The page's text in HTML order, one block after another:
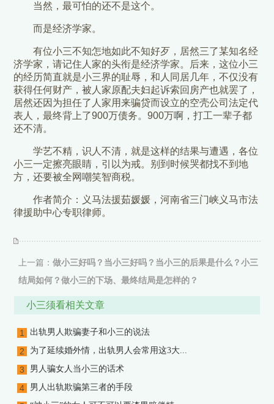
当然，最可怕的还不是这个。
而是经济学家。
有位小三不知怎地如此不知好歹，居然三了某知名经
济学家，请记住人家的头衔是经济学家。后来，这位小三
的经历简直就是小三界的耻辱，和人同居几年，不仅没有
获得任何财产，被人家原配夫妇起诉索回房产也就罢了，
居然还因为担任了人家用来骗贷而设立的空壳公司法定代
表人，最终背上了900万债务。900万啊，打工一辈子都
还不清。
学艺不精，识人不清，就是这样的结果与遭遇，各位
小三一定擦亮眼睛，引以为戒。别到时候哭都找不到地
方，还要被全网嘲笑智商税。
作者简介：义马法援茹媛媛，河南省三门峡义马市法
律援助中心专职律师。
上一篇： 做小三好吗？当小三好吗？当小三的后果是什么？小三
结局如何？做小三的下场、最终结局是怎样的？
下一篇：我是第三者，我怀孕了，但他离不了婚，怎么办？
小三须看相关文章
1 出轨男人欺骗妻子和小三的说法
2 为了延续婚外情，出轨男人会常用这3大...
3 男人骗女人当小三的话术
4 男人出轨欺骗第三者的手段